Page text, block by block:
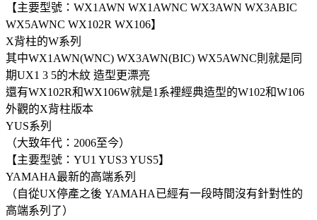
【主要型號：WX1AWN WX1AWNC WX3AWN WX3ABIC
WX5AWNC WX102R WX106】
X背柱的W系列
其中WX1AWN(WNC) WX3AWN(BIC) WX5AWNC則就是同
期UX1 3 5的木紋 造型更漂亮
還有WX102R和WX106W就是1系裡經典造型的W102和W106
外觀的X背柱版本
YUS系列
（大致年代：2006至今）
【主要型號：YU1 YUS3 YUS5】
YAMAHA最新的高端系列
（自從UX停產之後 YAMAHA已經有一段時間沒有針對性的
高端系列了）